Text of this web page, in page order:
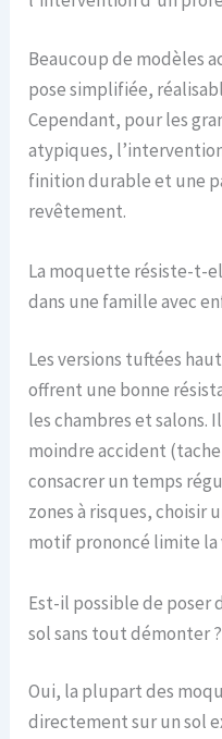
Beaucoup de modèles
pose simplifiée,
Cependant, pour les
atypiques,
finition durable et une
revêtement.
La moquette résiste-t-
dans une famille avec
Les versions tuftées
offrent une bonne
les chambres et salons.
moindre accident
consacrer un temps
zones à risques, choisir
motif prononcé limite la
Est-il possible de poser
sol sans tout démonter ?
Oui, la plupart des
directement sur un sol